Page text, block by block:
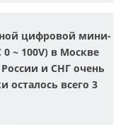
цифровой мини-
~ 100V) в Москве
и СНГ очень
осталось всего 3